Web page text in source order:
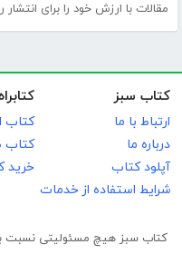
مقالات با ارزش خود را برای
کتاب سبز
ارتباط با ما
درباره ما
آپلود کتاب
شرایط استفاده از خدمات
کتاب
کتاب
خرید
کتاب سبز هیچ مسئولیتی نسبت